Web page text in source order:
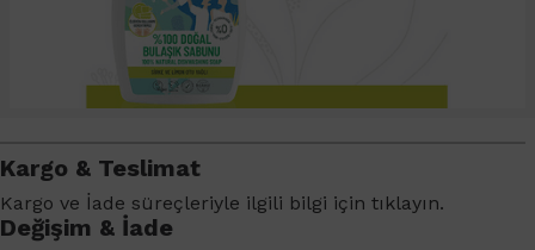
Kargo & Teslimat
Kargo ve İade süreçleriyle ilgili bilgi için tıklayın.
Değişim & İade